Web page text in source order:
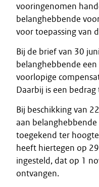
vooringenomen
belanghebbende
voor toepassing van
Bij de brief van 30
belanghebbende
voorlopige
Daarbij is een
Bij beschikking van
aan
toegekend ter
heeft hiertegen op
ingesteld, dat op 1
ontvangen.